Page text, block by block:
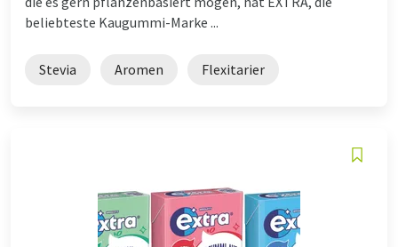
beliebteste Kaugummi-Marke ...
Stevia Aromen Flexitarier